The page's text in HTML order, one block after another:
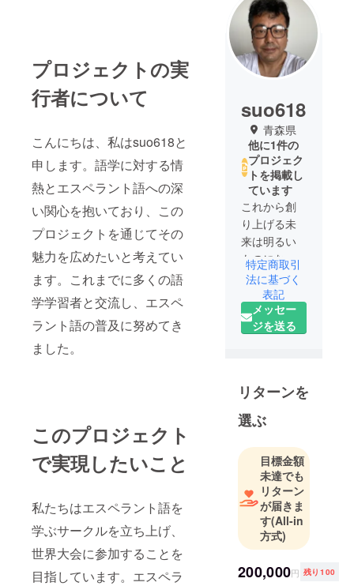
プロジェクトの実
行者について
こんにちは、私はsuo618と
申します。語学に対する情
熱とエスペラント語への深
い関心を抱いており、この
プロジェクトを通じてその
魅力を広めたいと考えてい
ます。これまでに多くの語
学学習者と交流し、エスペ
ラント語の普及に努めてき
ました。
このプロジェクト
で実現したいこと
私たちはエスペラント語を
学ぶサークルを立ち上げ、
世界大会に参加することを
目指しています。エスペラ
suo618
青森県
他に1件の
プロジェク
トを掲載し
ています
これから創
り上げる未
来は明るい
ものになる
でしょう。
特定商取引
法に基づく
表記
メッセー
ジを送る
リターンを
選ぶ
目標金額
未達でも
リターン
が届きま
す(All-in
方式)
200,000円 残り100